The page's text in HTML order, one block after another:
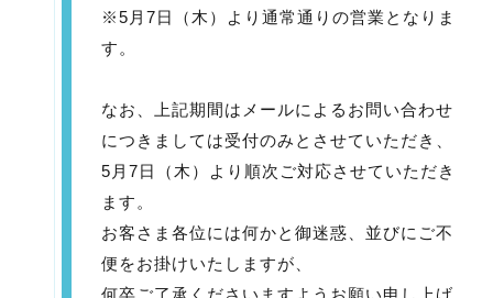
※5月7日（木）より通常通りの営業となりま
す。
なお、上記期間はメールによるお問い合わせ
につきましては受付のみとさせていただき、
5月7日（木）より順次ご対応させていただき
ます。
お客さま各位には何かと御迷惑、並びにご不
便をお掛けいたしますが、
何卒ご了承くださいますようお願い申し上げ